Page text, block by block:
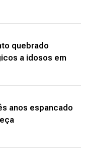
quebrado
a idosos em
anos espancado